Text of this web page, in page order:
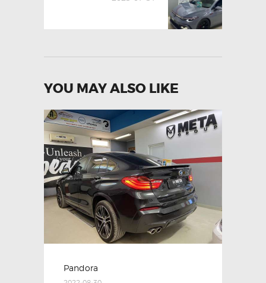
YOU MAY ALSO LIKE
Pandora